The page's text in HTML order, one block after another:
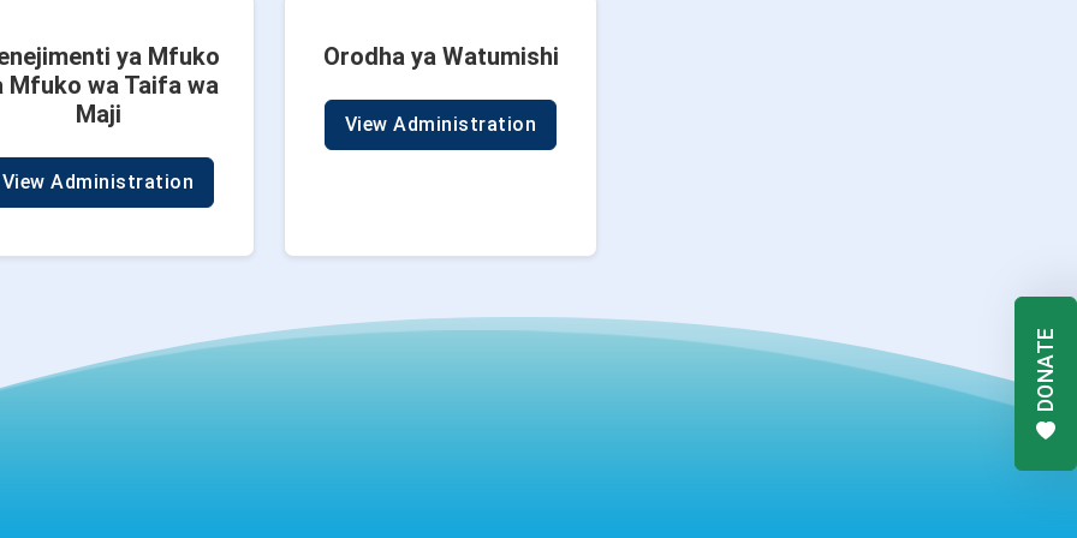
ya Mfuko
Mfuko wa Taifa wa
Maji
View Administration
Orodha ya Watumishi
View Administration
DONATE